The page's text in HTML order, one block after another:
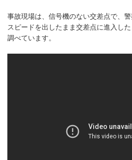
事故現場は、信号機のない交差点で、
スピードを出したまま交差点に進入し
調べています。